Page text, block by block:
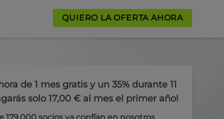
QUIERO LA OFERTA AHORA
de 1 mes gratis y un 35% durante 11
solo 17,00 € al mes el primer año!